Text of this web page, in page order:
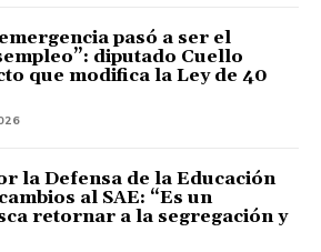
pasó a ser el
diputado Cuello
que modifica la Ley de 40
la Defensa de la Educación
al SAE: “Es un
retornar a la segregación y